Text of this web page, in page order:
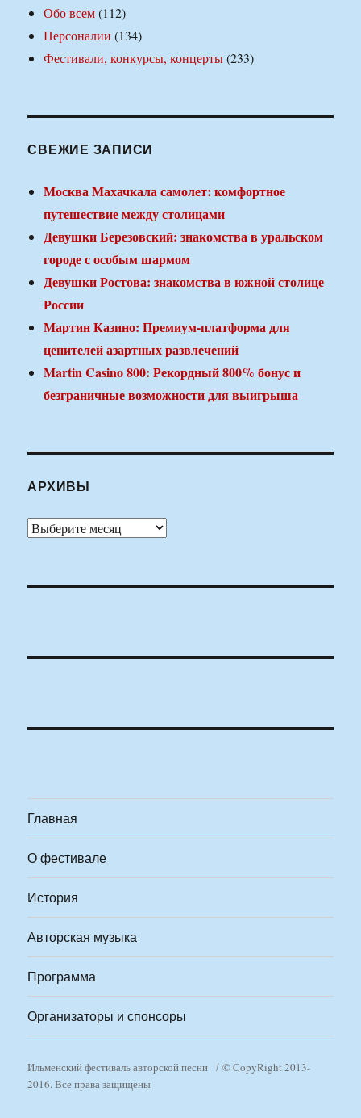
Обо всем(112)
Персоналии (134)
Фестивали, конкурсы, концерты(233)
СВЕЖИЕ ЗАПИСИ
Москва Махачкала самолет: комфортное
путешествие между столицами
Девушки Березовский: знакомства в уральском
городе с особым шармом
Девушки Ростова: знакомства в южной столице
России
Мартин Казино: Премиум-платформа для
ценителей азартных развлечений
Martin Casino 800: Рекордный 800% бонус и
безграничные возможности для выигрыша
АРХИВЫ
Архивы
Главная
О фестивале
История
Авторская музыка
Программа
Организаторы и спонсоры
Ильменский фестиваль авторской песни
© CopyRight 2013-
2016. Все права защищены